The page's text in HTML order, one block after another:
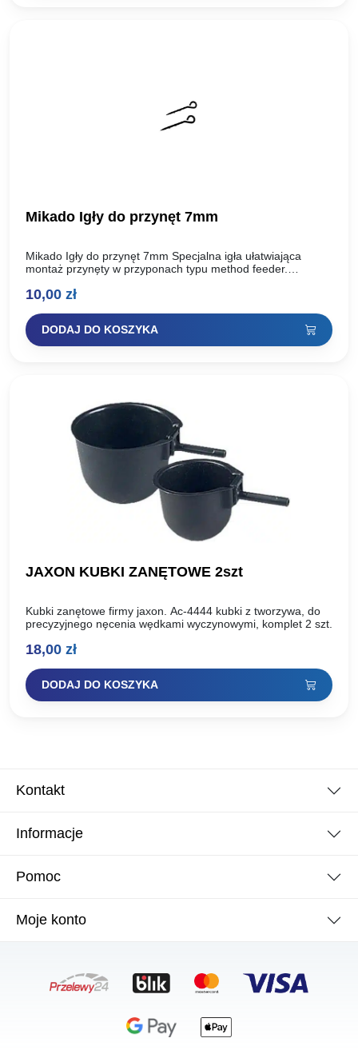
Mikado Igły do przynęt 7mm
Mikado Igły do przynęt 7mm Specjalna igła ułatwiająca
montaż przynęty w przyponach typu method feeder.
przekręcić…
10,00 zł
DODAJ DO KOSZYKA
JAXON KUBKI ZANĘTOWE 2szt
Kubki zanętowe firmy jaxon. Ac-4444 kubki z tworzywa, do
precyzyjnego nęcenia wędkami wyczynowymi, komplet 2 szt.
18,00 zł
DODAJ DO KOSZYKA
Kontakt
Informacje
Pomoc
Moje konto